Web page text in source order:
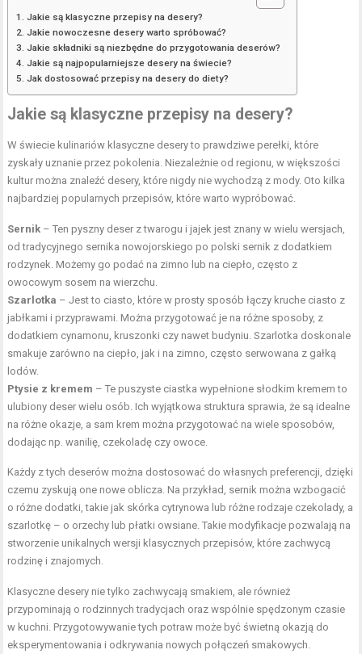
Jakie są klasyczne przepisy na desery?
Jakie nowoczesne desery warto spróbować?
Jakie składniki są niezbędne do przygotowania deserów?
Jakie są najpopularniejsze desery na świecie?
Jak dostosować przepisy na desery do diety?
Jakie są klasyczne przepisy na desery?
W świecie kulinariów klasyczne desery to prawdziwe perełki, które
zyskały uznanie przez pokolenia. Niezależnie od regionu, w większości
kultur można znaleźć desery, które nigdy nie wychodzą z mody. Oto kilka
najbardziej popularnych przepisów, które warto wypróbować.
Sernik – Ten pyszny deser z twarogu i jajek jest znany w wielu wersjach,
od tradycyjnego sernika nowojorskiego po polski sernik z dodatkiem
rodzynek. Możemy go podać na zimno lub na ciepło, często z
owocowym sosem na wierzchu.
Szarlotka – Jest to ciasto, które w prosty sposób łączy kruche ciasto z
jabłkami i przyprawami. Można przygotować je na różne sposoby, z
dodatkiem cynamonu, kruszonki czy nawet budyniu. Szarlotka doskonale
smakuje zarówno na ciepło, jak i na zimno, często serwowana z gałką
lodów.
Ptysie z kremem – Te puszyste ciastka wypełnione słodkim kremem to
ulubiony deser wielu osób. Ich wyjątkowa struktura sprawia, że są idealne
na różne okazje, a sam krem można przygotować na wiele sposobów,
dodając np. wanilię, czekoladę czy owoce.
Każdy z tych deserów można dostosować do własnych preferencji, dzięki
czemu zyskują one nowe oblicza. Na przykład, sernik można wzbogacić
o różne dodatki, takie jak skórka cytrynowa lub różne rodzaje czekolady, a
szarlotkę – o orzechy lub płatki owsiane. Takie modyfikacje pozwalają na
stworzenie unikalnych wersji klasycznych przepisów, które zachwycą
rodzinę i znajomych.
Klasyczne desery nie tylko zachwycają smakiem, ale również
przypominają o rodzinnych tradycjach oraz wspólnie spędzonym czasie
w kuchni. Przygotowywanie tych potraw może być świetną okazją do
eksperymentowania i odkrywania nowych połączeń smakowych.